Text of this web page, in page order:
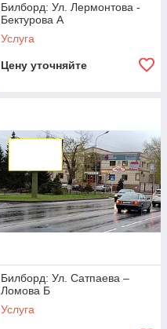
Билборд: Ул. Лермонтова -
Бектурова А
Услуга
Цену уточняйте
Билборд: Ул. Сатпаева –
Ломова Б
Услуга